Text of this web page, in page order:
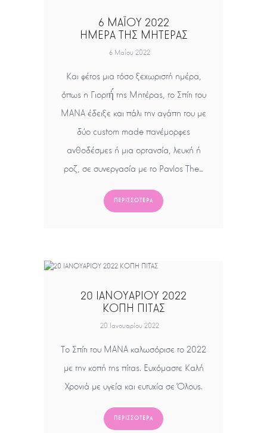
6 ΜΑΪΟΥ 2022
ΗΜΕΡΑ ΤΗΣ ΜΗΤΕΡΑΣ
6 Μαΐου 2022
Και φέτος μια τόσο ξεχωριστή ημέρα,
όπως η Γιορτή́ της Μητέρας, το Σπίτι του
ΜΑΝΑ έδειξε και πάλι την αγάπη του με
δύο custom made πανέμορφες
ανθοδέσμες ή μια ορτανσία, λευκή ή
ροζ, σε συνεργασία με το Pavlos The…
ΠΕΡΙΣΣΌΤΕΡΑ
20 ΙΑΝΟΥΑΡΙΟΥ 2022
ΚΟΠΗ ΠΙΤΑΣ
20 Ιανουαρίου 2022
Το Σπίτι του ΜΑΝΑ καλωσόρισε το 2022
με την κοπή της πίτας. Ευχόμαστε Καλή
Χρονιά με υγεία και ευτυχία σε Όλους.
ΠΕΡΙΣΣΌΤΕΡΑ